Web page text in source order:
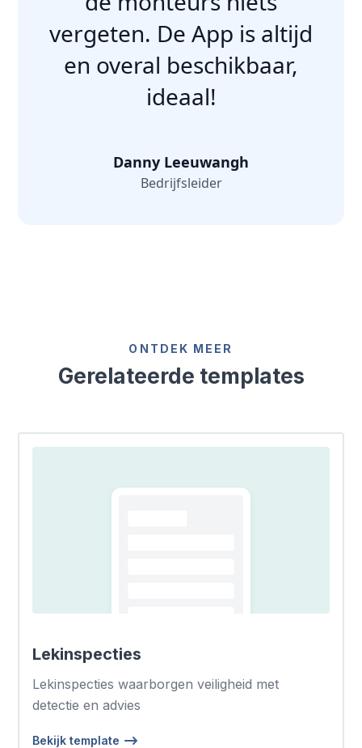
vergeten. De App is altijd
en overal beschikbaar,
ideaal!
Danny Leeuwangh
Bedrijfsleider
ONTDEK MEER
Gerelateerde templates
Lekinspecties
Lekinspecties waarborgen veiligheid met
detectie en advies
Bekijk template